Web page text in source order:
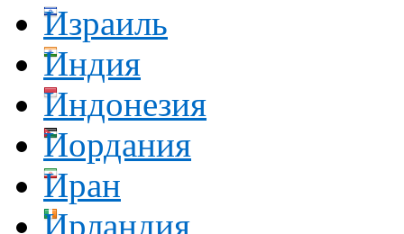
Израиль
Индия
Индонезия
Иордания
Иран
Ирландия